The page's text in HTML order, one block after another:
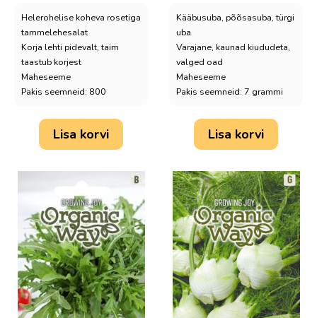
Helerohelise koheva rosetiga
tammelehesalat
Korja lehti pidevalt, taim
taastub korjest
Maheseeme
Pakis seemneid: 800
Lisa korvi
Kääbusuba, põõsasuba, türgi
uba
Varajane, kaunad kiududeta,
valged oad
Maheseeme
Pakis seemneid: 7 grammi
Lisa korvi